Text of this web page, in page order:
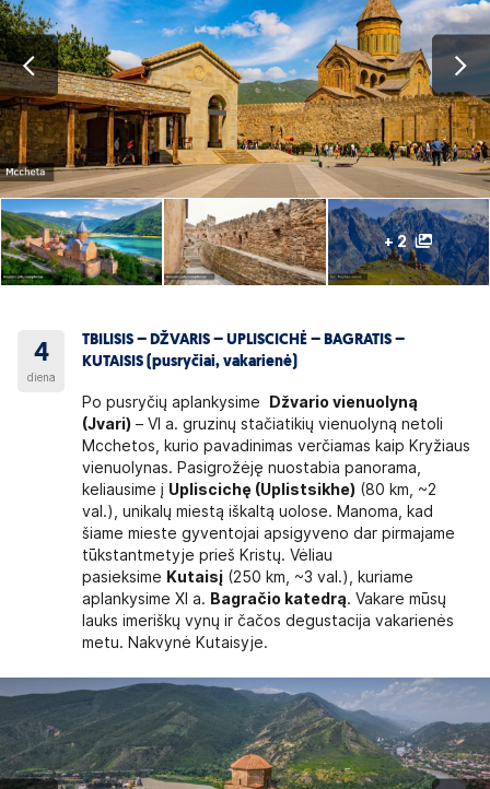
+ 2
4
diena
TBILISIS – DŽVARIS – UPLISCICHĖ – BAGRATIS –
KUTAISIS (pusryčiai, vakarienė)
Po pusryčių aplankysime
Džvario vienuolyną
(Jvari) – VI a. gruzinų stačiatikių vienuolyną netoli
Mcchetos, kurio pavadinimas verčiamas kaip Kryžiaus
vienuolynas. Pasigrožėję nuostabia panorama,
keliausime į Upliscichę (Uplistsikhe) (80 km, ~2
val.), unikalų miestą iškaltą uolose. Manoma, kad
šiame mieste gyventojai apsigyveno dar pirmajame
tūkstantmetyje prieš Kristų. Vėliau
pasieksime Kutaisį (250 km, ~3 val.), kuriame
aplankysime XI a. Bagračio katedrą. Vakare mūsų
lauks imeriškų vynų ir čačos degustacija vakarienės
metu. Nakvynė Kutaisyje.